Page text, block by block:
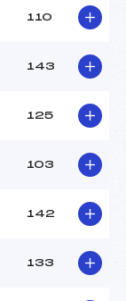
110
143
125
103
142
133